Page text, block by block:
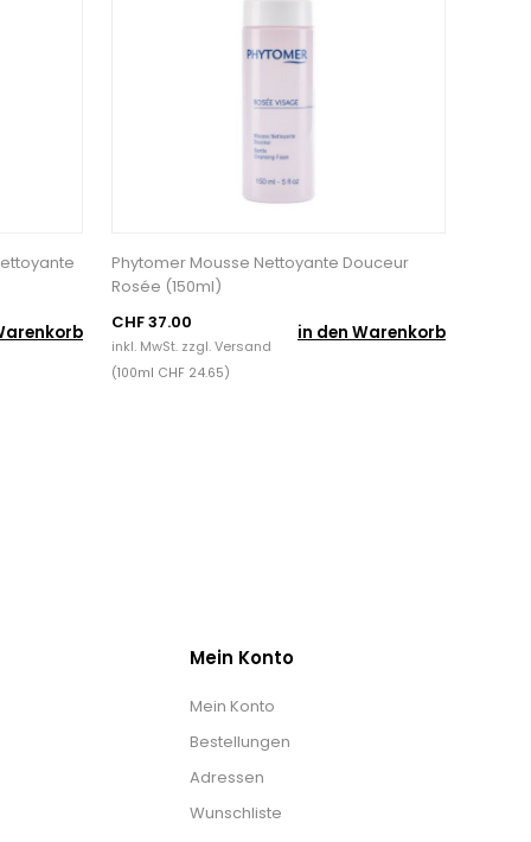
Phytomer Mousse Nettoyante Douceur
Rosée (150ml)
CHF 37.00
inkl. MwSt. zzgl.Versand
in den Warenkorb
(100ml CHF 24.65)
Mein Konto
Mein Konto
Bestellungen
Adressen
Wunschliste